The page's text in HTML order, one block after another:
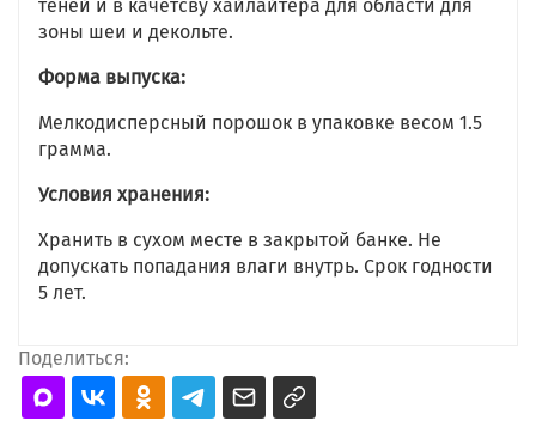
теней и в качетсву хайлайтера для области для
зоны шеи и декольте.
Форма выпуска:
Мелкодисперсный порошок в упаковке весом 1.5
грамма.
Условия хранения:
Хранить в сухом месте в закрытой банке. Не
допускать попадания влаги внутрь. Срок годности
5 лет.
Поделиться: